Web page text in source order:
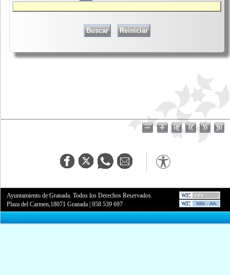
Ayuntamiento de Granada. Todos los Derechos Reservados.
Plaza del Carmen,18071 Granada |958 539 697